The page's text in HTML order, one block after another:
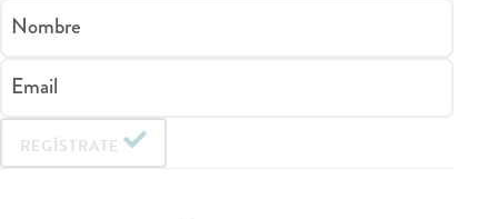
Nombre
Email
REGÍSTRATE